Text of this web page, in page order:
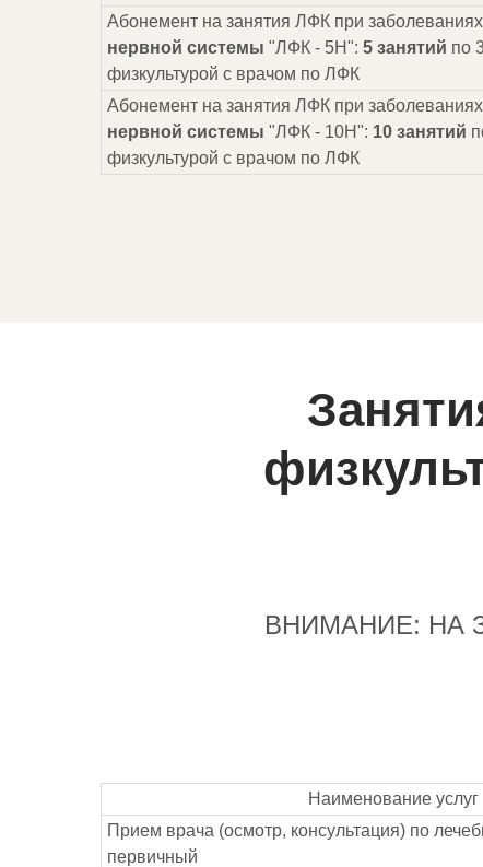
Абонемент на занятия ЛФК при заболеваниях
нервной системы "ЛФК - 5Н": 5 занятий по
физкультурой с врачом по ЛФК
Абонемент на занятия ЛФК при заболеваниях
нервной системы "ЛФК - 10Н": 10 занятий
физкультурой с врачом по ЛФК
ВНИМАНИЕ: НА
Наименование услуг
Прием врача (осмотр, консультация) по
первичный